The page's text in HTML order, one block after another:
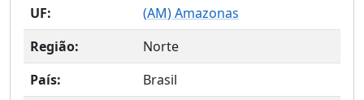
UF: (AM) Amazonas
Região:
Norte
País:
Brasil